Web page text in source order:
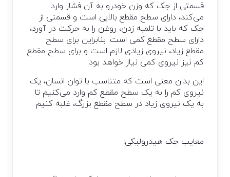
قسمتی از جک که وزن خودرو به آن فشار وارد
می‌کند، دارای سطح مقطع بالایی است و قسمتی از
جک که باید با تلمبه زدن، روغن را به حرکت در آورد،
دارای سطح مقطع کمی است. بنابراین برای سطح
مقطع زیاد، نیروی زیادی لازم است و برای سطح مقطع
کم نیز نیروی کمی نیاز خواهد بود.
این بدان معنی است که متناسب با توان انسان، یک
نیروی کم را به یک سطح مقطع کم وارد می‌کنیم تا
به یک نیروی زیاد در سطح مقطع بزرگ، غلبه کنیم
معایب جک هیدرولیکی: